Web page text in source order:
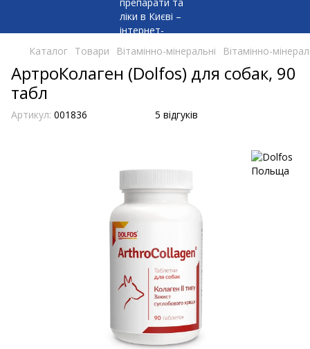
Каталог Товари Вітамінно-мінеральні Вітамінно-
АртроКолаген (Dolfos) для собак, 90
табл
Артикул: 001836 5 відгуків